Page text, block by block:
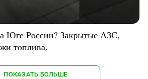
Юге России? Закрытые АЗС,
топлива.
ПОКАЗАТЬ БОЛЬШЕ